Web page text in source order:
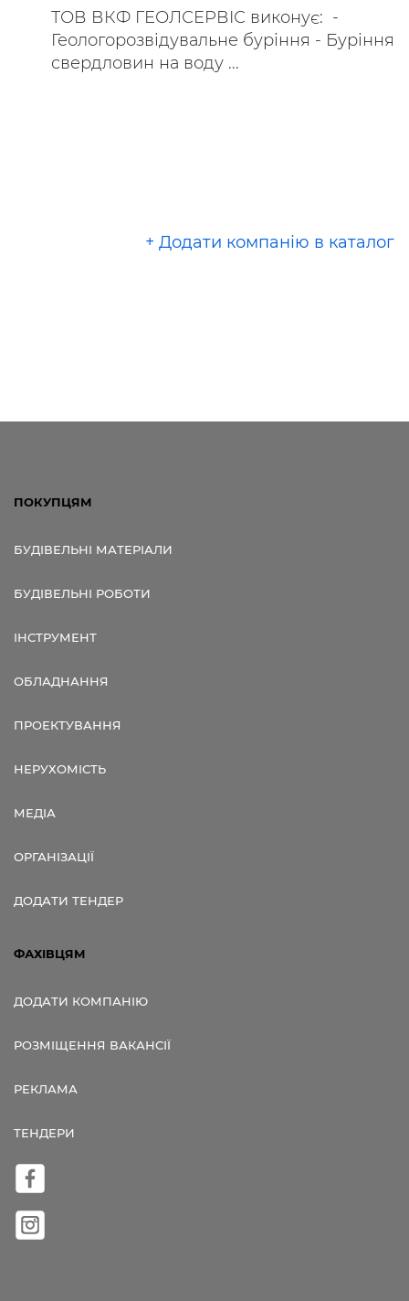
ТОВ ВКФ ГЕОЛСЕРВІС виконує: -
Геологорозвідувальне буріння - Буріння
свердловин на воду ...
+ Додати компанію в каталог
ПОКУПЦЯМ
БУДІВЕЛЬНІ МАТЕРІАЛИ
БУДІВЕЛЬНІ РОБОТИ
ІНСТРУМЕНТ
ОБЛАДНАННЯ
ПРОЕКТУВАННЯ
НЕРУХОМІСТЬ
МЕДІА
ОРГАНІЗАЦІЇ
ДОДАТИ ТЕНДЕР
ФАХІВЦЯМ
ДОДАТИ КОМПАНІЮ
РОЗМІЩЕННЯ ВАКАНСІЇ
РЕКЛАМА
ТЕНДЕРИ